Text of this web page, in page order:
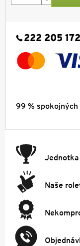
222 205 172
99 %
Naše